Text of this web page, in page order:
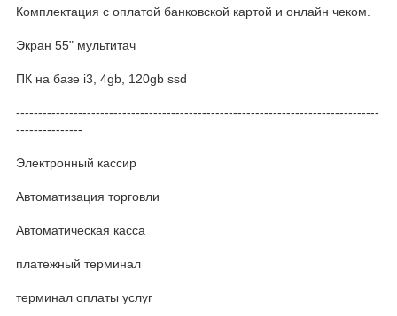
Комплектация с оплатой банковской картой и онлайн чеком.
Экран 55" мультитач
ПК на базе i3, 4gb, 120gb ssd
----------------------------------------------------------------------------------
---------------
Электронный кассир
Автоматизация торговли
Автоматическая касса
платежный терминал
терминал оплаты услуг